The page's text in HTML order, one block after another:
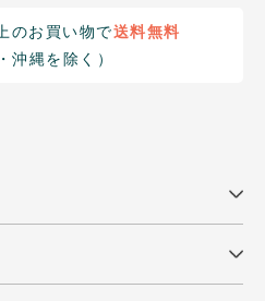
のお買い物で送料無料
沖縄を除く）